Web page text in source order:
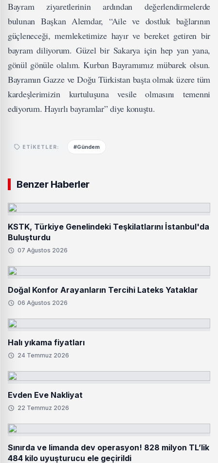
Bayram ziyaretlerinin ardından değerlendirmelerde
bulunan Başkan Alemdar, “Aile ve dostluk bağlarının
güçleneceği, memleketimize hayır ve bereket getiren bir
bayram diliyorum. Güzel bir Sakarya için hep yan yana,
gönül gönüle olalım. Kurban Bayramımız mübarek olsun.
Bayramın Gazze ve Doğu Türkistan başta olmak üzere tüm
kardeşlerimizin kurtuluşuna vesile olmasını temenni
ediyorum. Hayırlı bayramlar” diye konuştu.
ETIKETLER: #Gündem
Benzer Haberler
KSTK, Türkiye Genelindeki Teşkilatlarını İstanbul'da
Buluşturdu
07 Ağustos 2026
Doğal Konfor Arayanların Tercihi Lateks Yataklar
06 Ağustos 2026
Halı yıkama fiyatları
24 Temmuz 2026
Evden Eve Nakliyat
22 Temmuz 2026
Sınırda ve limanda dev operasyon! 828 milyon TL’lik
484 kilo uyuşturucu ele geçirildi